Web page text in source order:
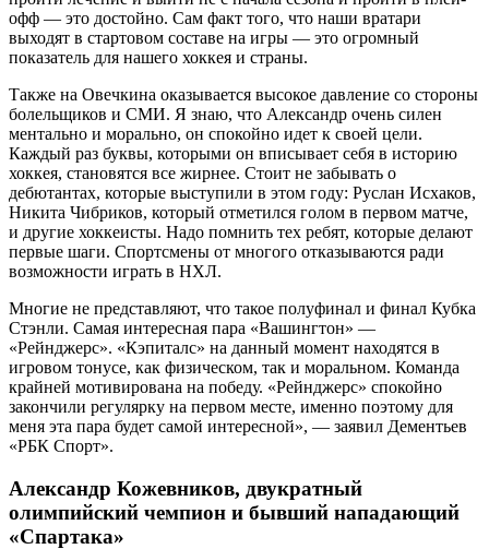
офф — это достойно. Сам факт того, что наши вратари
выходят в стартовом составе на игры — это огромный
показатель для нашего хоккея и страны.
Также на Овечкина оказывается высокое давление со стороны
болельщиков и СМИ. Я знаю, что Александр очень силен
ментально и морально, он спокойно идет к своей цели.
Каждый раз буквы, которыми он вписывает себя в историю
хоккея, становятся все жирнее. Стоит не забывать о
дебютантах, которые выступили в этом году: Руслан Исхаков,
Никита Чибриков, который отметился голом в первом матче,
и другие хоккеисты. Надо помнить тех ребят, которые делают
первые шаги. Спортсмены от многого отказываются ради
возможности играть в НХЛ.
Многие не представляют, что такое полуфинал и финал Кубка
Стэнли. Самая интересная пара «Вашингтон» —
«Рейнджерс». «Кэпиталс» на данный момент находятся в
игровом тонусе, как физическом, так и моральном. Команда
крайней мотивирована на победу. «Рейнджерс» спокойно
закончили регулярку на первом месте, именно поэтому для
меня эта пара будет самой интересной», — заявил Дементьев
«РБК Спорт».
Александр Кожевников, двукратный
олимпийский чемпион и бывший нападающий
«Спартака»